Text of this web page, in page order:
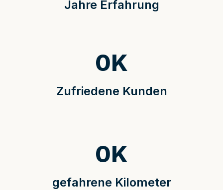
Jahre Erfahrung
Zufriedene Kunden
0K
gefahrene Kilometer
0K